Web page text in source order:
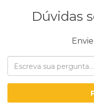
Dúvidas